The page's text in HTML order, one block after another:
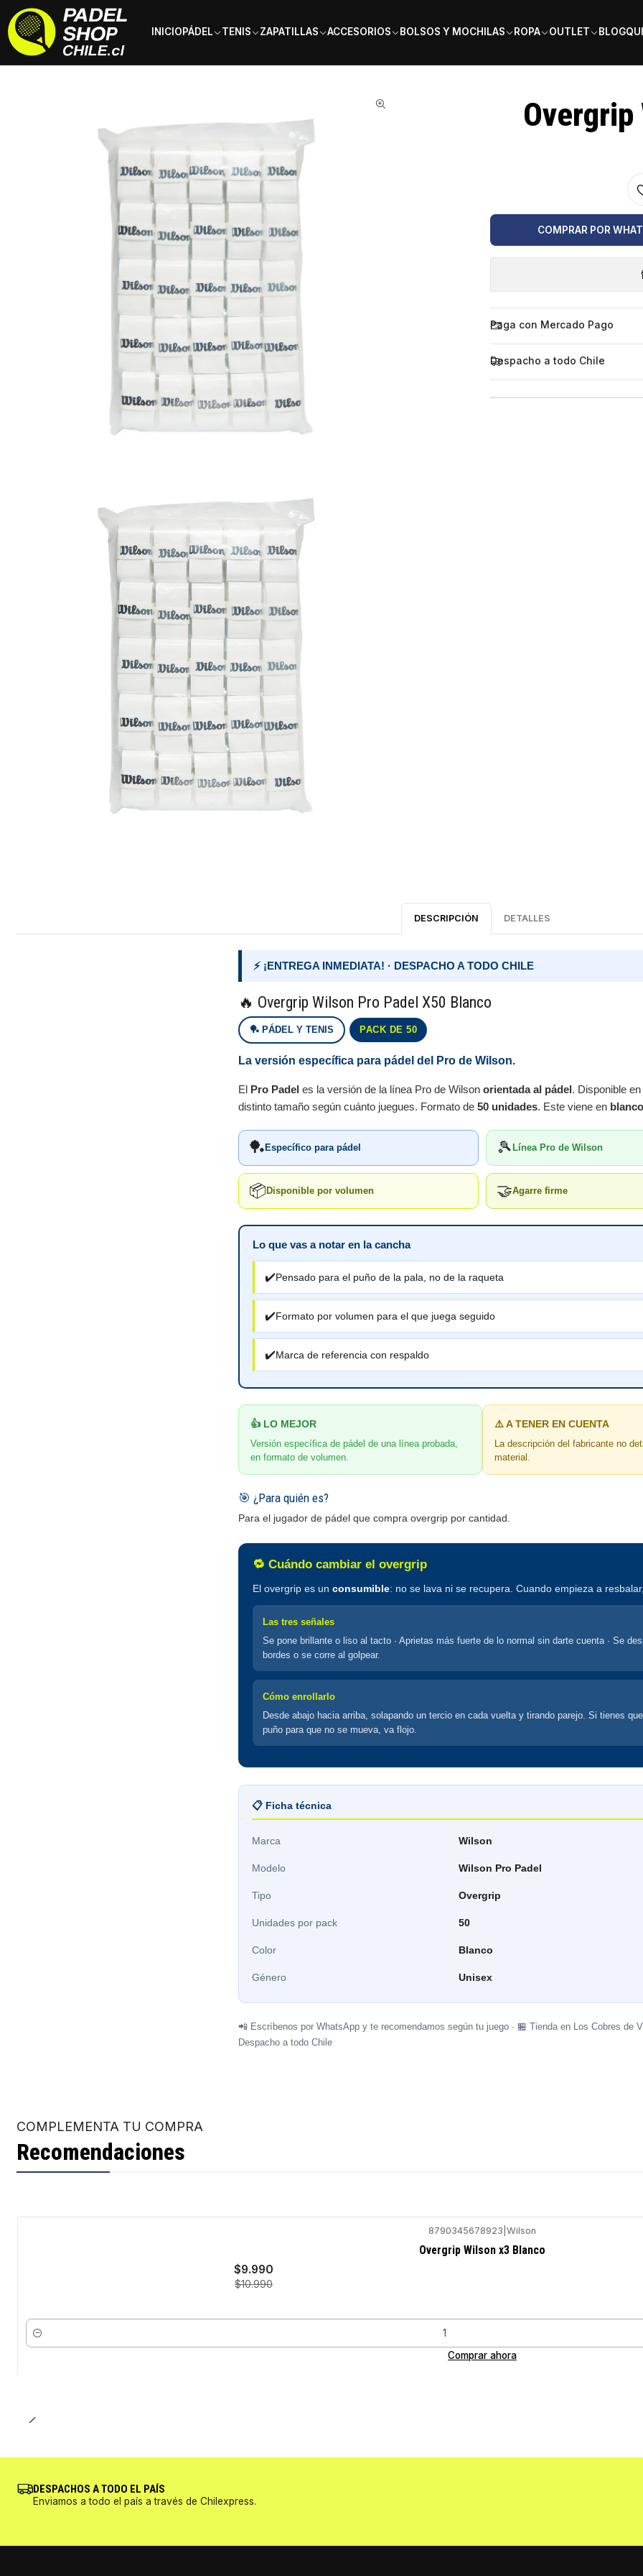
INICIOPÁDEL TENIS ZAPATILLAS ACCESORIOS BOLSOS Y MOCHILAS ROPA OUTLET BLOG
Inicio Accesorios Overgrip
Overgrip
COMPRAR POR
Paga con Mercado Pago
Despacho a todo Chile
DESCRIPCIÓN DETALLES
⚡ ¡ENTREGA INMEDIATA! · DESPACHO A TODO CHILE
🔥 Overgrip Wilson Pro Padel X50 Blanco
🏓 PÁDEL Y TENIS PACK DE 50
La versión específica para pádel del Pro de Wilson.
El Pro Padel es la versión de la línea Pro de Wilson orientada al pádel. Disponible
distinto tamaño según cuánto juegues. Formato de 50 unidades. Este viene en blanco
🏓 Específico para pádel 🎾 Línea Pro de Wilson
📦 Disponible por volumen 🤝Agarre firme
Lo que vas a notar en la cancha
✔️Pensado para el puño de la pala, no de la raqueta
✔️Formato por volumen para el que juega seguido
✔️Marca de referencia con respaldo
👍 LO MEJOR
Versión específica de pádel de una línea probada,
en formato de volumen.
⚠️ A TENER EN CUENTA
La descripción del fabricante no
material.
🎯 ¿Para quién es?
Para el jugador de pádel que compra overgrip por cantidad.
🔁 Cuándo cambiar el overgrip
El overgrip es un consumible: no se lava ni se recupera. Cuando empieza a
Las tres señales
Se pone brillante o liso al tacto · Aprietas más fuerte de lo normal sin darte cuenta · Se
bordes o se corre al golpear.
Cómo enrollarlo
Desde abajo hacia arriba, solapando un tercio en cada vuelta y tirando parejo. Si tienes
puño para que no se mueva, va flojo.
📋 Ficha técnica
Marca Wilson
Modelo Wilson Pro Padel
Tipo Overgrip
Unidades por pack 50
Color Blanco
Género Unisex
📲 Escríbenos por WhatsApp y te recomendamos según tu juego · 🏪 Tienda en Los Cobres de
Despacho a todo Chile
COMPLEMENTA TU COMPRA
Recomendaciones
8790345678923 Wilson
Overgrip Wilson x3 Blanco
$9.990
$10.990
Cantidad
Comprar ahora
DESPACHOS A TODO EL PAÍS
Enviamos a todo el país a través de Chilexpress.